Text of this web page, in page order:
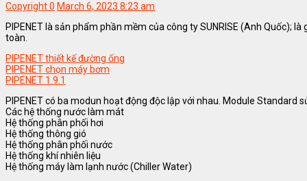
Copyright0 March 6, 2023 8:23 am
PIPENET là sản phẩm phần mềm của công ty SUNRISE (Anh Quốc);
toàn.
PIPENET thiết kế đường ống
PIPENET chọn máy bơm
PIPENET 1.9.1
PIPENET có ba modun hoạt động độc lập với nhau. Module Standard
Các hệ thống nước làm mát
Hệ thống phân phối hơi
Hệ thống thông gió
Hệ thống phân phối nước
Hệ thống khí nhiên liệu
Hệ thống máy làm lạnh nước (Chiller Water)